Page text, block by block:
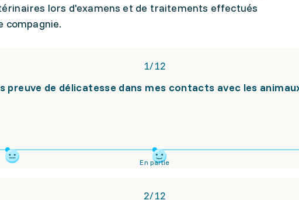
lors d'examens et de traitements effectués
compagnie.
1/12
preuve de délicatesse dans mes contacts avec les
En partie
2/12